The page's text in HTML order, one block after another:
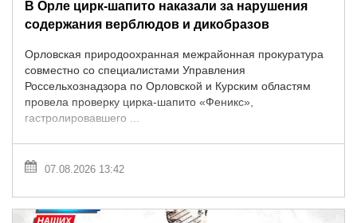
В Орле цирк-шапито наказали за нарушения
содержания верблюдов и дикобразов
Орловская природоохранная межрайонная прокуратура
совместно со специалистами Управления
Россельхознадзора по Орловской и Курским областям
провела проверку цирка-шапито «Феникс»,
гастролировавшего ...
07.08.2026 13:42